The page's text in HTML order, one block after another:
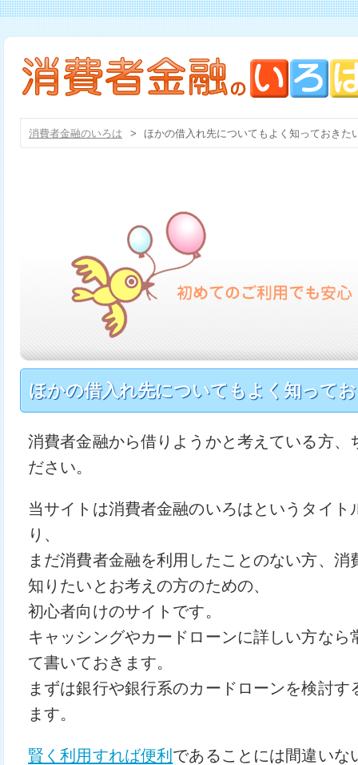
消費者金融のいろは > ほかの借入れ先についてもよく知っておきた
ほかの借入れ先についてもよく知って
消費者金融から借りようかと考えている方、
ださい。
当サイトは消費者金融のいろはというタイト
り、
まだ消費者金融を利用したことのない方、消
知りたいとお考えの方のための、
初心者向けのサイトです。
キャッシングやカードローンに詳しい方なら
て書いておきます。
まずは銀行や銀行系のカードローンを検討す
ます。
賢く利用すれば便利 であることには間違いな